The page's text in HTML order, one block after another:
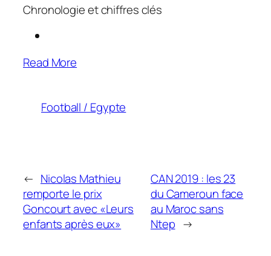
Chronologie et chiffres clés
Read More
Football / Egypte
← Nicolas Mathieu
remporte le prix
Goncourt avec «Leurs
enfants après eux»
CAN 2019 : les 23
du Cameroun face
au Maroc sans
Ntep →